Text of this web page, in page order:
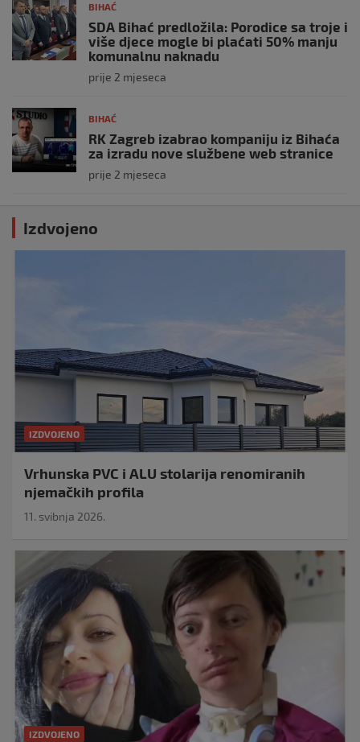
BIHAĆ
SDA Bihać predložila: Porodice sa troje i
više djece mogle bi plaćati 50% manju
komunalnu naknadu
prije 2 mjeseca
BIHAĆ
RK Zagreb izabrao kompaniju iz Bihaća
za izradu nove službene web stranice
prije 2 mjeseca
Izdvojeno
IZDVOJENO
Vrhunska PVC i ALU stolarija renomiranih
njemačkih profila
11. svibnja 2026.
IZDVOJENO